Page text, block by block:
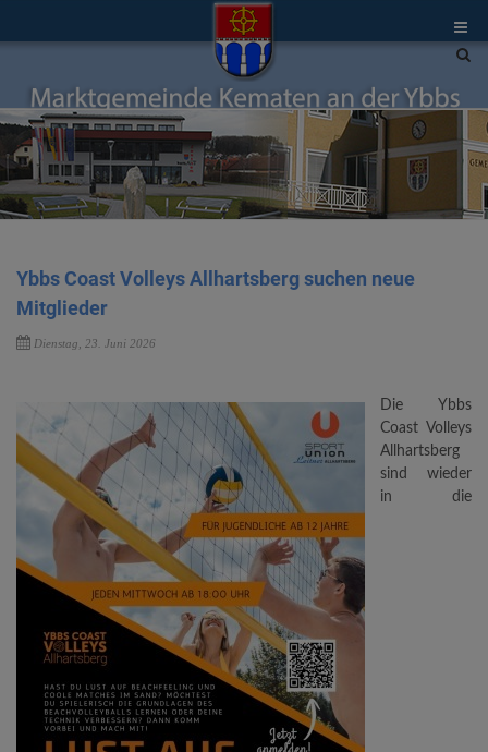
Site
Ybbs Coast Volleys Allhartsberg suchen neue
Mitglieder
Dienstag, 23. Juni 2026
Die Ybbs
Coast Volleys
Allhartsberg
sind wieder
in die